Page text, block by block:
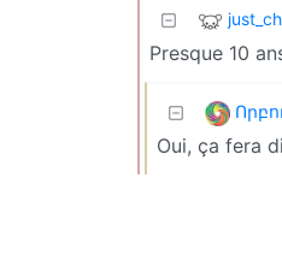
Presque 10
Oui, ça fera